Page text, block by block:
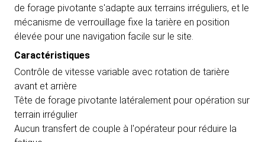
de forage pivotante s'adapte aux terrains irréguliers, et le
mécanisme de verrouillage fixe la tarière en position
élevée pour une navigation facile sur le site.
Caractéristiques
Contrôle de vitesse variable avec rotation de tarière
avant et arrière
Tête de forage pivotante latéralement pour opération sur
terrain irrégulier
Aucun transfert de couple à l'opérateur pour réduire la